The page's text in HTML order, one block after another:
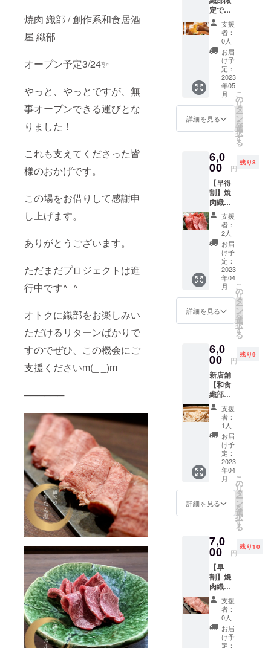
焼肉 織部 / 創作系和食居酒
屋 織部
オープン予定3/24✨
やっと、やっとですが、無
事オープンできる運びとな
りました！
これも支えてくださった皆
様のおかげです。
この場をお借りして感謝申
し上げます。
ありがとうございます。
ただまだプロジェクトは進
行中です^_^
オトクに織部をお楽しみい
ただけるリターンばかりで
すのでぜひ、この機会にご
支援くださいm(_ _)m
──────
あらかじめご了
承ください。
定で可
能✨ 来
店時の
【ファ
ースト
ドリン
ク（1杯
目）】
を 期間
ずーっ
とサー
ビス提
供いた
す！ こ
のチ
ケット
をお持
ちの方
限定で
す。 ご
来店時
もしく
はご注
文時に
チケッ
トをご
掲示く
ださ
い。
【内
発行日
から1年
間で
す。 無
料内で
飲める
ドリン
クは以
下の通
りで
す。 ・
生ビー
イボー
クテル
各種 ・
ルコー
ルドリ
ンク ・
ソフト
ドリン
ク各種
※ご入力
いただ
いた
メール
へ チ
支援
者：
0人
お届
け予
定：
2023
年05
月
詳細を見る
こ
の
リ
タ
ー
ン
を
選
択
す
る
6,0
00 円
残り8
【早得
割】焼
肉織部
で使え
る
¥1000o
ffチケッ
ト10枚
綴り券
早い者
勝ち/限
定先着
10名様
【内
容】 1
枚
ffの券が
10枚綴
りに
なって
¥10000
→¥600
0の
40%off
に！！
【条
件】 ・
ご利用
可能期
間は発
行日か
ら6ヶ月
・期限
は無効
となり
ます ・
1度のお
食事に
おひと
り様1枚
利用可
能 ・お
つりは
出ませ
支援
者：
2人
お届
け予
定：
2023
年04
月
詳細を見る
こ
の
リ
タ
ー
ン
を
選
択
す
る
6,0
00 円
残り9
新店舗
【和食
織部の
特別
コース
竹】へ
ご招待♪
早割リ
ターン
です。
早い者
勝ち/限
定先着
10名様
【内
容】 新
【和食
織部の
特別
コース
松】へ
ご招待♪
の早
割。 通
¥7000
のコー
スが →
支援
者：
1人
お届
け予
定：
2023
年04
月
詳細を見る
こ
の
リ
タ
ー
ン
を
選
択
す
る
7,0
00 円
残り10
【早
割】焼
肉織部
で使え
る
¥1000o
ffチケッ
ト10枚
綴り券
支援
者：
0人
お届
け予
定：